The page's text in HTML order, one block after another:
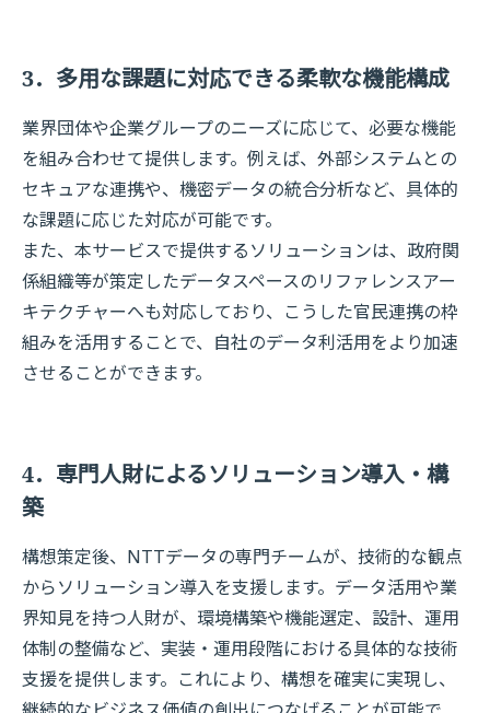
3．多用な課題に対応できる柔軟な機能構成
業界団体や企業グループのニーズに応じて、必要な機能
を組み合わせて提供します。例えば、外部システムとの
セキュアな連携や、機密データの統合分析など、具体的
な課題に応じた対応が可能です。
また、本サービスで提供するソリューションは、政府関
係組織等が策定したデータスペースのリファレンスアー
キテクチャーへも対応しており、こうした官民連携の枠
組みを活用することで、自社のデータ利活用をより加速
させることができます。
4．専門人財によるソリューション導入・構
築
構想策定後、NTTデータの専門チームが、技術的な観点
からソリューション導入を支援します。データ活用や業
界知見を持つ人財が、環境構築や機能選定、設計、運用
体制の整備など、実装・運用段階における具体的な技術
支援を提供します。これにより、構想を確実に実現し、